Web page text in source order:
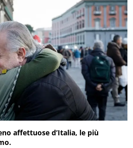
affettuose d’Italia, le più